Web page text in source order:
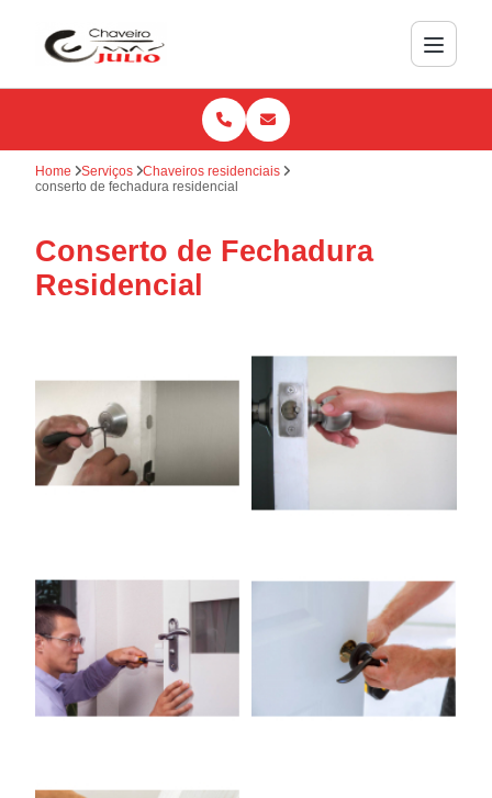
Home Serviços
Chaveiros residenciais
conserto de fechadura residencial
Conserto de Fechadura
Residencial